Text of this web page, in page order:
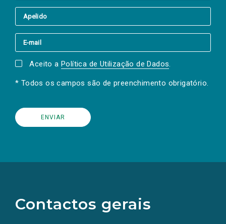
Aceito a Política de Utilização de Dados.
* Todos os campos são de preenchimento obrigatório.
Contactos gerais
redes
sociais